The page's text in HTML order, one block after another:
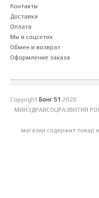
Контакты
Доставка
Оплата
Мы в соцсетях
Обмен и возврат
Оформление заказа
Copyright Бонг 51 2020
МИНЗДРАВСОЦРАЗВИТИЯ
магазин содержит товар